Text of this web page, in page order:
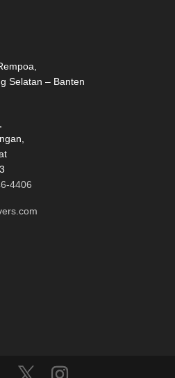
Selatan – Banten
4406